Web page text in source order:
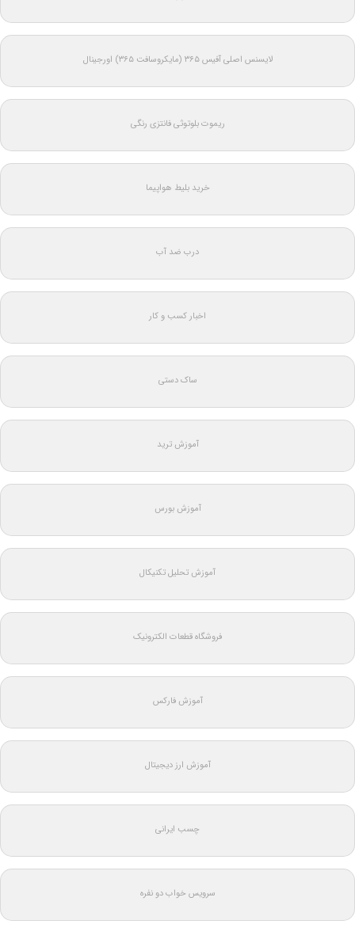
لایسنس اصلی آفیس ۳۶۵ (مایکروسافت ۳۶۵) اورجینال
ریموت بلوتوثی فانتزی رنگی
خرید بلیط هواپیما
درب ضد آب
اخبار کسب و کار
ساک دستی
آموزش ترید
آموزش بورس
آموزش تحلیل تکنیکال
فروشگاه قطعات الکترونیک
آموزش فارکس
آموزش ارز دیجیتال
چسب ایرانی
سرویس خواب دو نفره